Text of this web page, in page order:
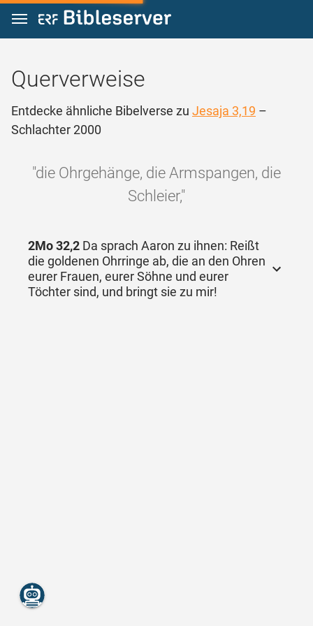
Zum Inhalt springen
Querverweise
Entdecke ähnliche Bibelverse zu Jesaja 3,19 –
Schlachter 2000
"die Ohrgehänge, die Armspangen, die
Schleier,"
2Mo 32,2 Da sprach Aaron zu ihnen: Reißt
die goldenen Ohrringe ab, die an den Ohren
eurer Frauen, eurer Söhne und eurer
Töchter sind, und bringt sie zu mir!